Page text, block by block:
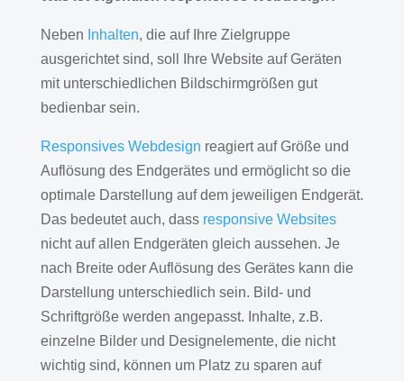
Neben Inhalten, die auf Ihre Zielgruppe
ausgerichtet sind, soll Ihre Website auf Geräten
mit unterschiedlichen Bildschirmgrößen gut
bedienbar sein.
Responsives Webdesign reagiert auf Größe und
Auflösung des Endgerätes und ermöglicht so die
optimale Darstellung auf dem jeweiligen Endgerät.
Das bedeutet auch, dass responsive Websites
nicht auf allen Endgeräten gleich aussehen. Je
nach Breite oder Auflösung des Gerätes kann die
Darstellung unterschiedlich sein. Bild- und
Schriftgröße werden angepasst. Inhalte, z.B.
einzelne Bilder und Designelemente, die nicht
wichtig sind, können um Platz zu sparen auf